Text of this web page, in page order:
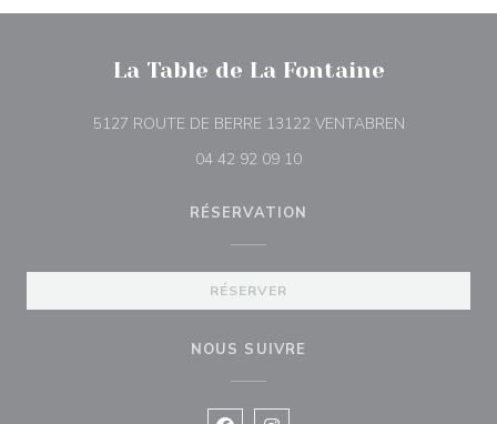
La Table de La Fontaine
5127 ROUTE DE BERRE 13122 VENTABREN((ouvre une
04 42 92 09 10
RÉSERVATION
RÉSERVER
NOUS SUIVRE